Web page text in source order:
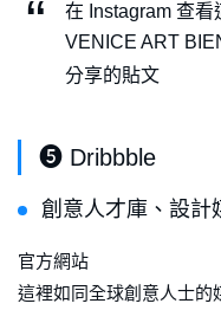
在 Instagram 查看
VENICE ART
分享的貼文
❺ Dribbble
創意人才庫、設計
官方網站
這裡如同全球創意人士的